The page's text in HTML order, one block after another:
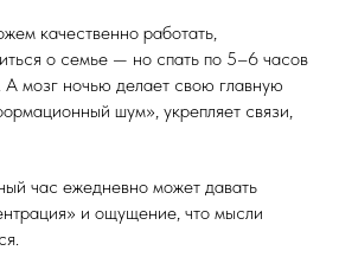
качественно работать,
о семье — но спать по 5–6 часов
А мозг ночью делает свою главную
шум», укрепляет связи,
час ежедневно может давать
и ощущение, что мысли